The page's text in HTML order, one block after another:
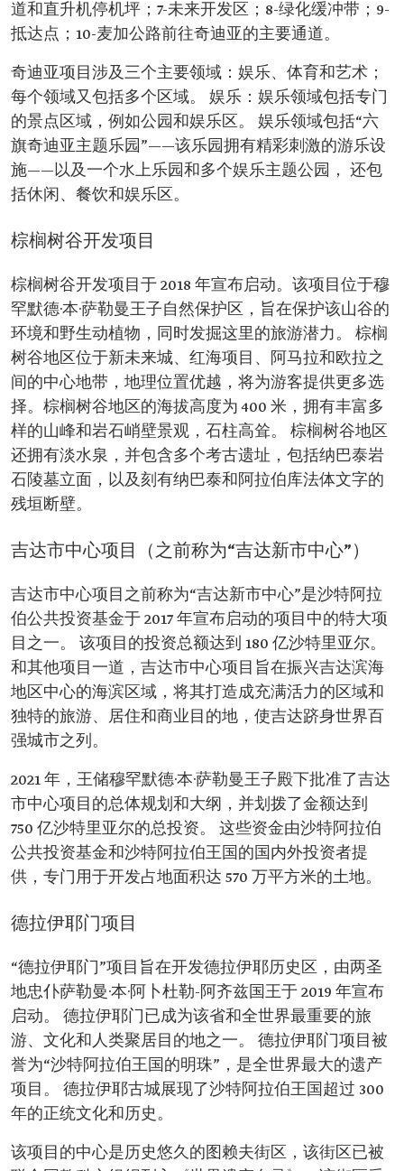
道和直升机停机坪；7-未来开发区；8-绿化缓冲带；9-
抵达点；10-麦加公路前往奇迪亚的主要通道。
奇迪亚项目涉及三个主要领域：娱乐、体育和艺术；
每个领域又包括多个区域。 娱乐：娱乐领域包括专门
的景点区域，例如公园和娱乐区。 娱乐领域包括“六
旗奇迪亚主题乐园”——该乐园拥有精彩刺激的游乐设
施——以及一个水上乐园和多个娱乐主题公园， 还包
括休闲、餐饮和娱乐区。
棕榈树谷开发项目
棕榈树谷开发项目于 2018 年宣布启动。该项目位于穆
罕默德·本·萨勒曼王子自然保护区，旨在保护该山谷的
环境和野生动植物，同时发掘这里的旅游潜力。 棕榈
树谷地区位于新未来城、红海项目、阿马拉和欧拉之
间的中心地带，地理位置优越，将为游客提供更多选
择。棕榈树谷地区的海拔高度为 400 米，拥有丰富多
样的山峰和岩石峭壁景观，石柱高耸。 棕榈树谷地区
还拥有淡水泉，并包含多个考古遗址，包括纳巴泰岩
石陵墓立面，以及刻有纳巴泰和阿拉伯库法体文字的
残垣断壁。
吉达市中心项目（之前称为“吉达新市中心”）
吉达市中心项目之前称为“吉达新市中心”是沙特阿拉
伯公共投资基金于 2017 年宣布启动的项目中的特大项
目之一。 该项目的投资总额达到 180 亿沙特里亚尔。
和其他项目一道，吉达市中心项目旨在振兴吉达滨海
地区中心的海滨区域，将其打造成充满活力的区域和
独特的旅游、居住和商业目的地，使吉达跻身世界百
强城市之列。
2021 年，王储穆罕默德·本·萨勒曼王子殿下批准了吉达
市中心项目的总体规划和大纲，并划拨了金额达到
750 亿沙特里亚尔的总投资。 这些资金由沙特阿拉伯
公共投资基金和沙特阿拉伯王国的国内外投资者提
供，专门用于开发占地面积达 570 万平方米的土地。
德拉伊耶门项目
“德拉伊耶门”项目旨在开发德拉伊耶历史区，由两圣
地忠仆萨勒曼·本·阿卜杜勒-阿齐兹国王于 2019 年宣布
启动。 德拉伊耶门已成为该省和全世界最重要的旅
游、文化和人类聚居目的地之一。 德拉伊耶门项目被
誉为“沙特阿拉伯王国的明珠”，是全世界最大的遗产
项目。 德拉伊耶古城展现了沙特阿拉伯王国超过 300
年的正统文化和历史。
该项目的中心是历史悠久的图赖夫街区，该街区已被